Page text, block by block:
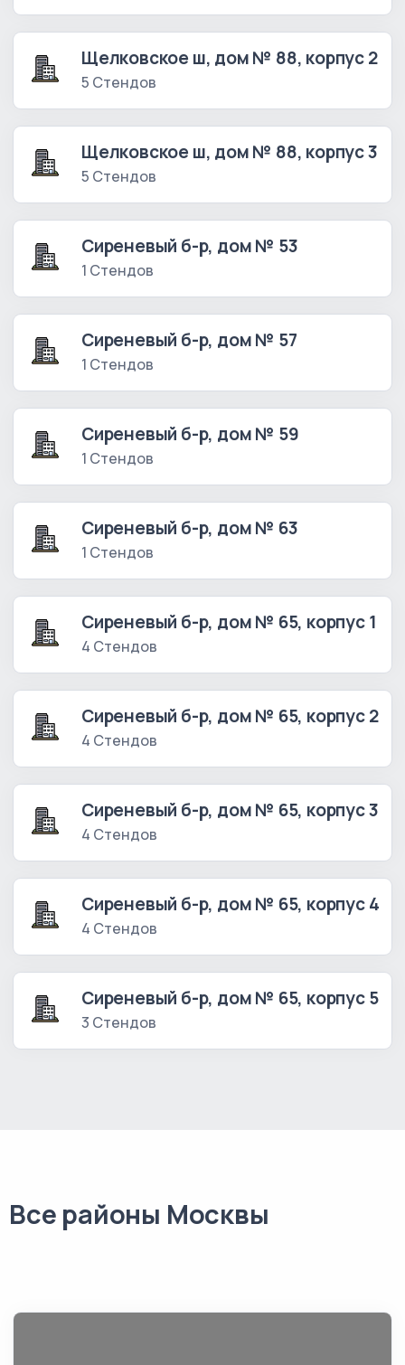
Щелковское ш, дом № 88, корпус 2
5 Стендов
Щелковское ш, дом № 88, корпус 3
5 Стендов
Сиреневый б-р, дом № 53
1 Стендов
Сиреневый б-р, дом № 57
1 Стендов
Сиреневый б-р, дом № 59
1 Стендов
Сиреневый б-р, дом № 63
1 Стендов
Сиреневый б-р, дом № 65, корпус 1
4 Стендов
Сиреневый б-р, дом № 65, корпус 2
4 Стендов
Сиреневый б-р, дом № 65, корпус 3
4 Стендов
Сиреневый б-р, дом № 65, корпус 4
4 Стендов
Сиреневый б-р, дом № 65, корпус 5
3 Стендов
Все районы Москвы